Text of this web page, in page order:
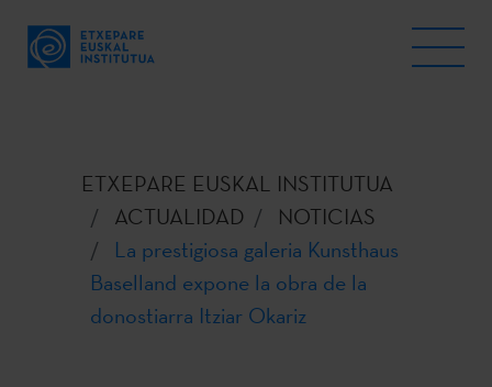
ETXEPARE EUSKAL INSTITUTUA
ACTUALIDAD
NOTICIAS
La prestigiosa galeria Kunsthaus
Baselland expone la obra de la
donostiarra Itziar Okariz